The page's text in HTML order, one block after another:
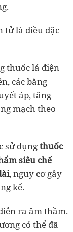
tử là điều đặc
thuốc lá điện
các bằng
áp, tăng
mạch theo
sử dụngthuốc
siêu chế
, nguy cơ gây
kể.
ra âm thầm.
có thể đã